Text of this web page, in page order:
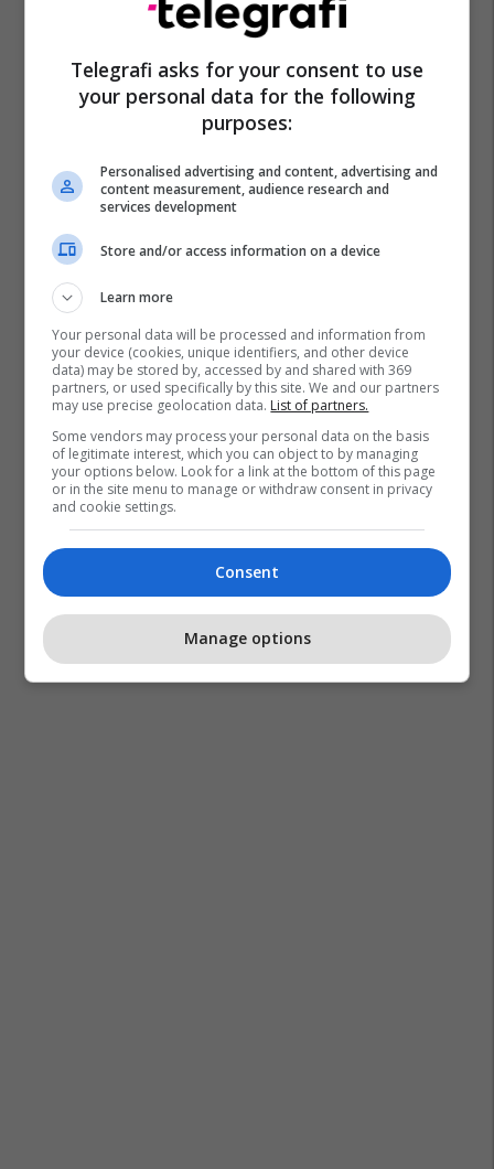
Telegrafi asks for your consent to use
your personal data for the following
purposes:
Personalised advertising and content, advertising and
content measurement, audience research and
services development
Store and/or access information on a device
Learn more
Your personal data will be processed and information from
your device (cookies, unique identifiers, and other device
data) may be stored by, accessed by and shared with 369
partners, or used specifically by this site. We and our partners
may use precise geolocation data. List of partners.
Some vendors may process your personal data on the basis
of legitimate interest, which you can object to by managing
your options below. Look for a link at the bottom of this page
or in the site menu to manage or withdraw consent in privacy
and cookie settings.
Consent
Manage options